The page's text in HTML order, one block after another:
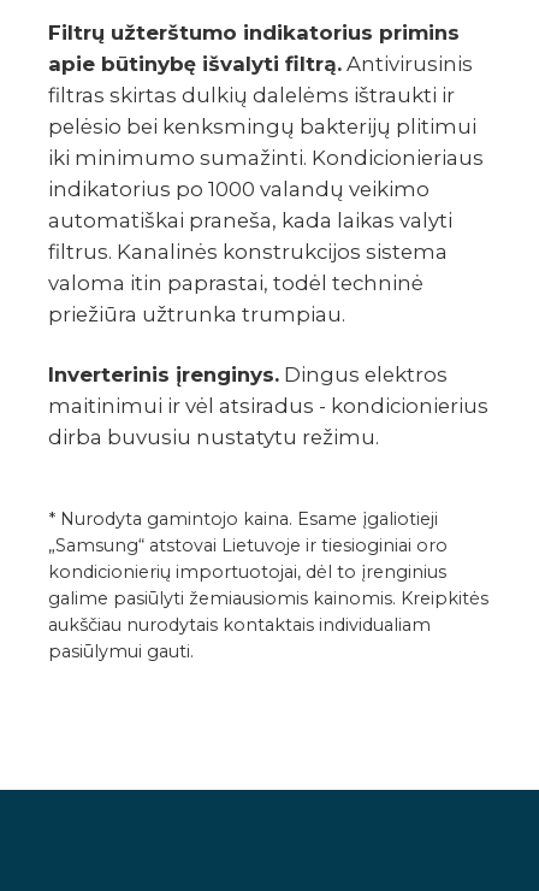
Filtrų užterštumo indikatorius primins
apie būtinybę išvalyti filtrą. Antivirusinis
filtras skirtas dulkių dalelėms ištraukti ir
pelėsio bei kenksmingų bakterijų plitimui
iki minimumo sumažinti. Kondicionieriaus
indikatorius po 1000 valandų veikimo
automatiškai praneša, kada laikas valyti
filtrus. Kanalinės konstrukcijos sistema
valoma itin paprastai, todėl techninė
priežiūra užtrunka trumpiau.
Inverterinis įrenginys. Dingus elektros
maitinimui ir vėl atsiradus - kondicionierius
dirba buvusiu nustatytu režimu.
* Nurodyta gamintojo kaina. Esame įgaliotieji
„Samsung“ atstovai Lietuvoje ir tiesioginiai oro
kondicionierių importuotojai, dėl to įrenginius
galime pasiūlyti žemiausiomis kainomis. Kreipkitės
aukščiau nurodytais kontaktais individualiam
pasiūlymui gauti.